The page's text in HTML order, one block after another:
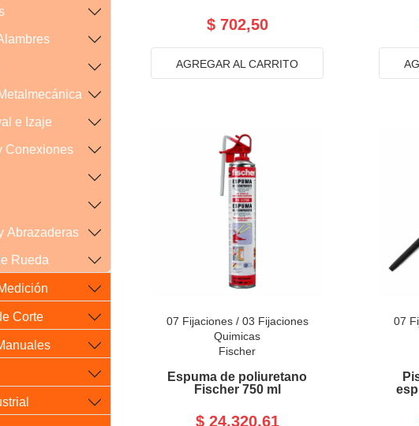
e Izaje
Conexiones
Abrazaderas
> 17 Bulones de Rueda
Corte
$ 702,50
AGREGAR AL CARRITO
07 Fijaciones/ 03 Fijaciones
Quimicas
Fischer
Espuma de poliuretano
Fischer 750 ml
$ 24.320,61
07